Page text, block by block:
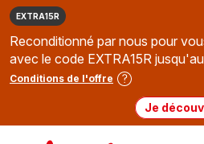
EXTRA15R
Reconditionné par nous pour
avec le code EXTRA15R
Conditions de l'offre
Je